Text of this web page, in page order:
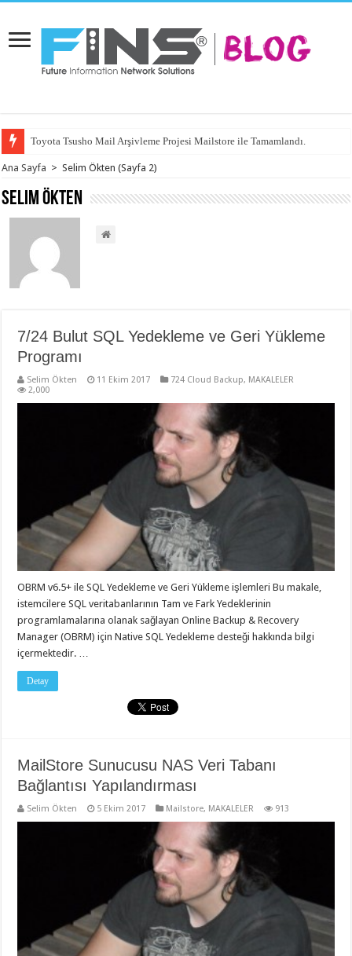
Toyota Tsusho Mail Arşivleme Projesi Mailstore ile Tamamlandı.
Ana Sayfa > Selim Ökten (Sayfa 2)
Selim Ökten
7/24 Bulut SQL Yedekleme ve Geri Yükleme
Programı
Selim Ökten 11 Ekim 2017 724 Cloud Backup, MAKALELER
2,000
OBRM v6.5+ ile SQL Yedekleme ve Geri Yükleme işlemleri Bu makale,
istemcilere SQL veritabanlarının Tam ve Fark Yedeklerinin
programlamalarına olanak sağlayan Online Backup & Recovery
Manager (OBRM) için Native SQL Yedekleme desteği hakkında bilgi
içermektedir. …
Detay
MailStore Sunucusu NAS Veri Tabanı
Bağlantısı Yapılandırması
Selim Ökten 5 Ekim 2017 Mailstore, MAKALELER 913